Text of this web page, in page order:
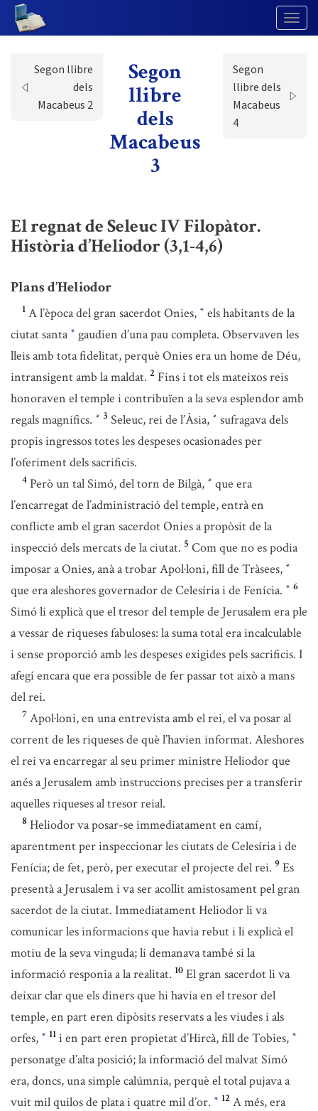
Segon llibre
dels
Macabeus 2
Segon
llibre
dels
Macabeus
3
Segon
llibre dels
Macabeus
4
El regnat de Seleuc IV Filopàtor.
Història d’Heliodor (3,1-4,6)
Plans d’Heliodor
1 A l’època del gran sacerdot Onies, * els habitants de la
ciutat santa * gaudien d’una pau completa. Observaven les
lleis amb tota fidelitat, perquè Onies era un home de Déu,
intransigent amb la maldat. 2 Fins i tot els mateixos reis
honoraven el temple i contribuïen a la seva esplendor amb
regals magnífics. * 3 Seleuc, rei de l’Àsia, * sufragava dels
propis ingressos totes les despeses ocasionades per
l’oferiment dels sacrificis.
4 Però un tal Simó, del torn de Bilgà, * que era
l’encarregat de l’administració del temple, entrà en
conflicte amb el gran sacerdot Onies a propòsit de la
inspecció dels mercats de la ciutat. 5 Com que no es podia
imposar a Onies, anà a trobar Apol·loni, fill de Tràsees, *
que era aleshores governador de Celesíria i de Fenícia. * 6
Simó li explicà que el tresor del temple de Jerusalem era ple
a vessar de riqueses fabuloses: la suma total era incalculable
i sense proporció amb les despeses exigides pels sacrificis. I
afegí encara que era possible de fer passar tot això a mans
del rei.
7 Apol·loni, en una entrevista amb el rei, el va posar al
corrent de les riqueses de què l’havien informat. Aleshores
el rei va encarregar al seu primer ministre Heliodor que
anés a Jerusalem amb instruccions precises per a transferir
aquelles riqueses al tresor reial.
8 Heliodor va posar-se immediatament en camí,
aparentment per inspeccionar les ciutats de Celesíria i de
Fenícia; de fet, però, per executar el projecte del rei. 9 Es
presentà a Jerusalem i va ser acollit amistosament pel gran
sacerdot de la ciutat. Immediatament Heliodor li va
comunicar les informacions que havia rebut i li explicà el
motiu de la seva vinguda; li demanava també si la
informació responia a la realitat. 10 El gran sacerdot li va
deixar clar que els diners que hi havia en el tresor del
temple, en part eren dipòsits reservats a les viudes i als
orfes, * 11 i en part eren propietat d’Hircà, fill de Tobies, *
personatge d’alta posició; la informació del malvat Simó
era, doncs, una simple calúmnia, perquè el total pujava a
vuit mil quilos de plata i quatre mil d’or. * 12 A més, era